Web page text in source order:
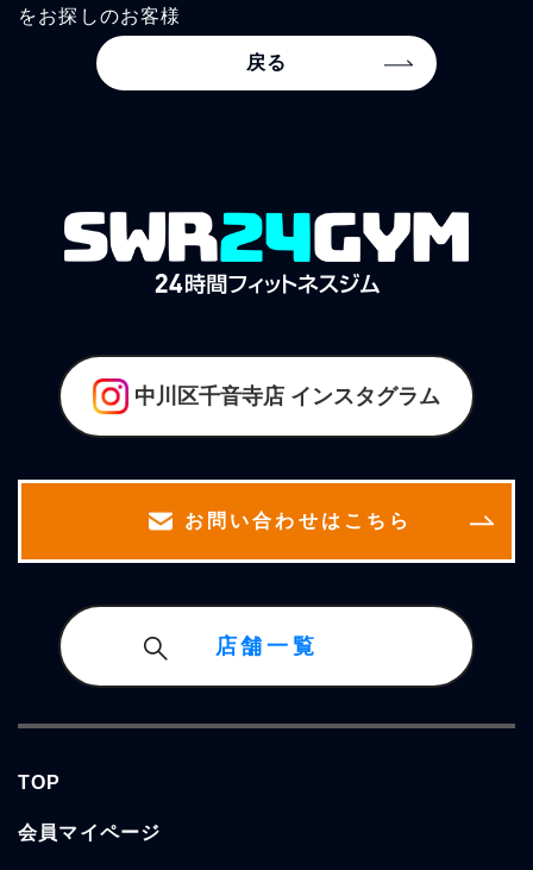
をお探しのお客様
戻る
中川区千音寺店 インスタグラム
お問い合わせはこちら
店舗一覧
TOP
会員マイページ